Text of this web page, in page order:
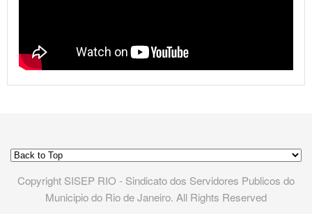
Copyright SISEP RIO - Sindicato dos Servidores Publicos do
Municipio do Rio de Janeiro. All Rights Reserved